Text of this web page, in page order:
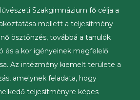
Szakgimnázium fő célja a
mellett a teljesítmény
ösztönzés, továbbá a tanulók
és a kor igényeinek megfelelő
Az intézmény kiemelt területe a
amelynek feladata, hogy
teljesítményre képes